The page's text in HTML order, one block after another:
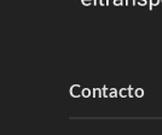
Contacto